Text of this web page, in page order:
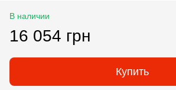
В наличии
16 054 грн
Купить